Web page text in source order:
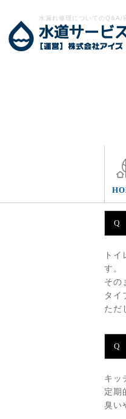
水漏れ修理についてのQ&A/
ト
す。
その
タイ
ただ
キッ
定期
臭い